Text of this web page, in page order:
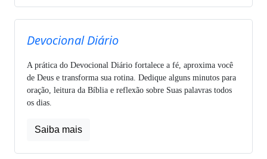
Devocional Diário
A prática do Devocional Diário fortalece a fé, aproxima você
de Deus e transforma sua rotina. Dedique alguns minutos para
oração, leitura da Bíblia e reflexão sobre Suas palavras todos
os dias.
Saiba mais